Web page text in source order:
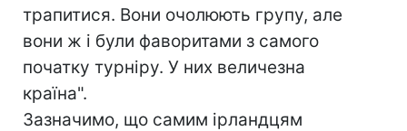
трапитися. Вони очолюють групу, але
вони ж і були фаворитами з самого
початку турніру. У них величезна
країна".
Зазначимо, що самим ірландцям